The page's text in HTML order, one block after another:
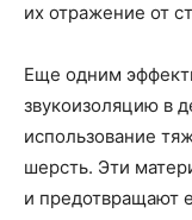
их отражение от
Еще одним
звукоизоляцию в
использование
шерсть. Эти
и предотвращают